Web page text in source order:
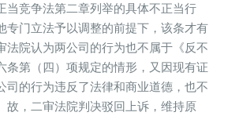
当竞争法第二章列举的具体不正当行
专门立法予以调整的前提下，该条才有
法院认为两公司的行为也不属于《反不
条第（四）项规定的情形，又因现有证
司的行为违反了法律和商业道德，也不
故，二审法院判决驳回上诉，维持原